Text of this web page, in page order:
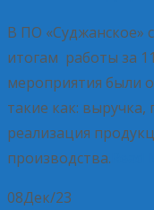
В ПО «Суджанское»
итогам работы за
мероприятия были
такие как:
реализация
производства.
08Дек/23